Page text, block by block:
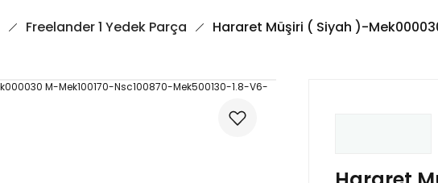
Freelander 1 Yedek Parça Hararet Müşiri ( Siyah )-